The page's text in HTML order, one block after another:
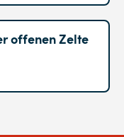
offenen Zelte